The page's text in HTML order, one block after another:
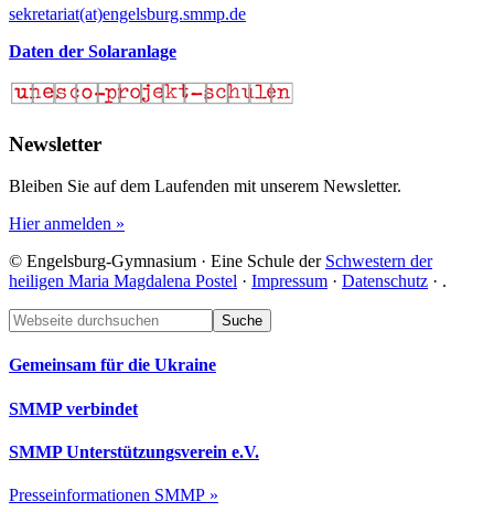
sekretariat(at)engelsburg.smmp.de
Daten der Solaranlage
Newsletter
Bleiben Sie auf dem Laufenden mit unserem Newsletter.
Hier anmelden »
© Engelsburg-Gymnasium · Eine Schule der Schwestern der
heiligen Maria Magdalena Postel · Impressum · Datenschutz · .
Footer
Webseite
durchsuchen
Gemeinsam für die Ukraine
SMMP verbindet
SMMP Unterstützungsverein e.V.
Presseinformationen SMMP »